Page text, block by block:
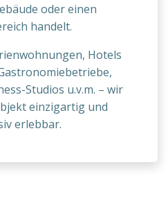
oder einen
handelt.
Hotels
Studios u.v.m. – wir
einzigartig und
erlebbar.